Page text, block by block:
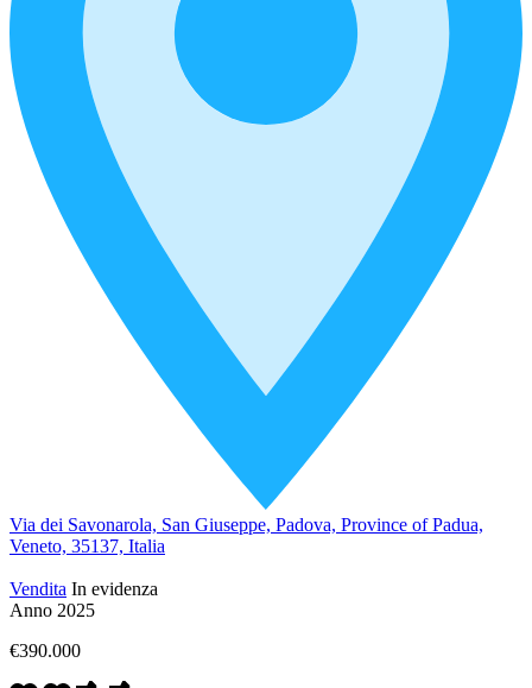
Via dei Savonarola, San Giuseppe, Padova, Province of Padua,
Veneto, 35137, Italia
Vendita In evidenza
Anno 2025
€390.000